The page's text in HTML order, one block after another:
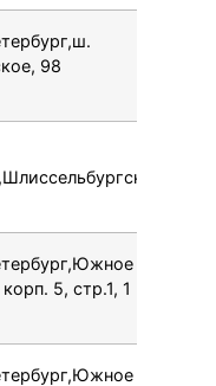
98
5, стр.1, 1